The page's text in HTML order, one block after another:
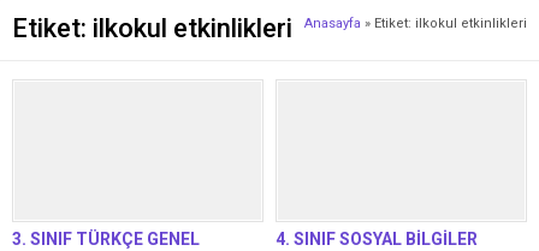
Anasayfa » Etiket: ilkokul etkinlikleri
Etiket: ilkokul etkinlikleri
3. SINIF TÜRKÇE GENEL
4. SINIF SOSYAL BİLGİLER